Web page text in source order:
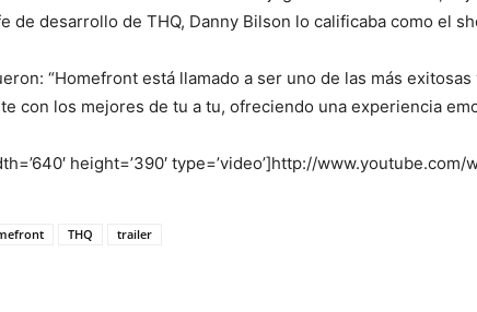
de desarrollo de THQ, Danny Bilson lo calificaba como el
“Homefront está llamado a ser uno de las más
con los mejores de tu a tu, ofreciendo una experiencia
height=’390′ type=’video’]http://
THQ trailer